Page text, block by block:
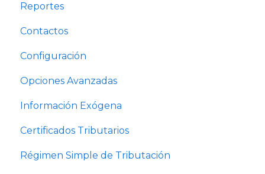
Reportes
Contactos
Configuración
Opciones Avanzadas
Información Exógena
Certificados Tributarios
Régimen Simple de Tributación